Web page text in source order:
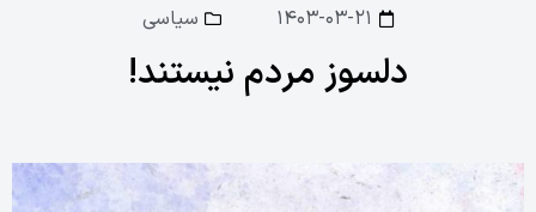
۱۴۰۳-۰۳-۲۱ سیاسی
دلسوز مردم نیستند!